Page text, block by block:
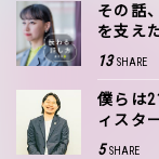
その話
を支え
方」基
13 SHARE
僕らは
ィスタ
5 SHARE